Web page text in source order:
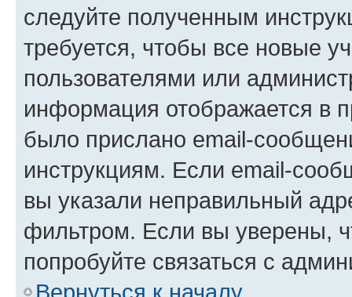
следуйте полученным
требуется, чтобы все новые
пользователями или
информация отображается в
было прислано email-
инструкциям. Если email-
вы указали неправильный
фильтром. Если вы уверены,
попробуйте связаться с
Вернуться к началу